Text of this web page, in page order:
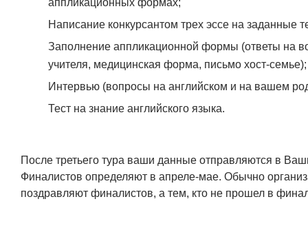
аппликационных формах;
Написание конкурсантом трех эссе на заданные
Заполнение аппликационной формы (ответы на
учителя, медицинская форма, письмо хост-семье);
Интервью (вопросы на английском и на вашем
Тест на знание английского языка.
После третьего тура ваши данные отправляются в
Финалистов определяют в апреле-мае. Обычно
поздравляют финалистов, а тем, кто не прошел в